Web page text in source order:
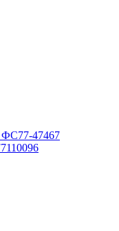
47467